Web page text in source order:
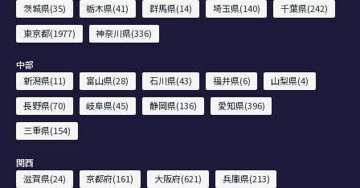
茨城県(35)
栃木県(41) 群馬県(14) 埼玉県(140)
千葉県(242)
東京都(1977)
神奈川県(336)
中部
新潟県(11)
富山県(28) 石川県(43) 福井県(6)
山梨県(4)
長野県(70)
岐阜県(45) 静岡県(136)
愛知県(396)
三重県(154)
関西
滋賀県(24)
京都府(161) 大阪府(621)
兵庫県(213)